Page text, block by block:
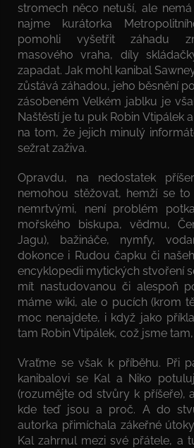
stromech něco netuší, ale
najme kurátorka
pomohli vyšetřit záhadu
masového vraha, díly
zapadat. Jak mohl kanibal
zůstává záhadou, jeho běsnění
zásobeném Velkém jablku je
Naštěstí je tu puk Robin Vtipálek
na tom, že jejich minulý
sežrat zaživa.
Opravdu, na nedostatek
nemohou stěžovat, hemží se
nemrtvými, není problém
mořského biskupa, vědmu,
Jagu), bažináče, nymfy,
dokonce i Rudou čapku či
encyklopedii mytických stvoření
mít nastudovanou či alespoň
máme wiki, ale o pucích (krom
moc nenajdete, i když jako
tam Robin Vtipálek, což jsme
Vraťme se však k příběhu. Při
kanibalovi se Kal a Niko
(rozumějte od stvůry k příšeře),
kde teď jsou a proč. A do
autorka přimíchala zákeřné
Kal zahrnul mezi své přátele, a